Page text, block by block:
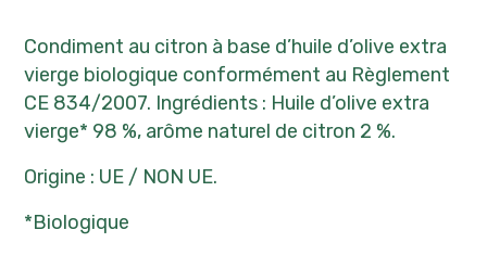
Condiment au citron à base d’huile d’olive extra
vierge biologique conformément au Règlement
CE 834/2007. Ingrédients : Huile d’olive extra
vierge* 98 %, arôme naturel de citron 2 %.
Origine : UE / NON UE.
*Biologique